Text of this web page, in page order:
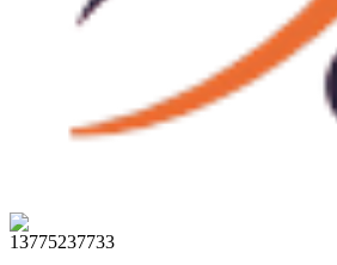
13775237733